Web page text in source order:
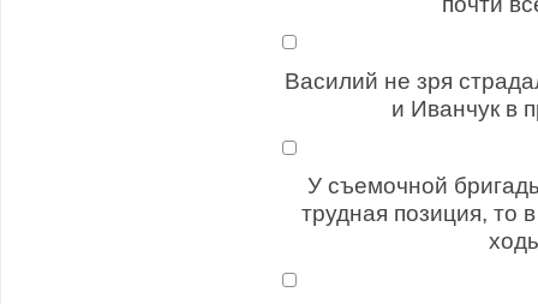
Василий не зря
и Иванчук в
У съемочной
трудная позиция, то